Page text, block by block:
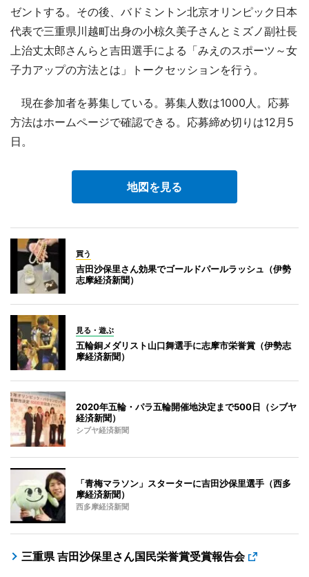
ゼントする。その後、バドミントン北京オリンピック日本
代表で三重県川越町出身の小椋久美子さんとミズノ副社長
上治丈太郎さんらと吉田選手による「みえのスポーツ～女
子力アップの方法とは」トークセッションを行う。
現在参加者を募集している。募集人数は1000人。応募
方法はホームページで確認できる。応募締め切りは12月5
日。
地図を見る
買う
吉田沙保里さん効果でゴールドパールラッシュ（伊勢
志摩経済新聞）
見る・遊ぶ
五輪銅メダリスト山口舞選手に志摩市栄誉賞（伊勢志
摩経済新聞）
2020年五輪・パラ五輪開催地決定まで500日（シブヤ
経済新聞）
シブヤ経済新聞
「青梅マラソン」スターターに吉田沙保里選手（西多
摩経済新聞）
西多摩経済新聞
三重県 吉田沙保里さん国民栄誉賞受賞報告会